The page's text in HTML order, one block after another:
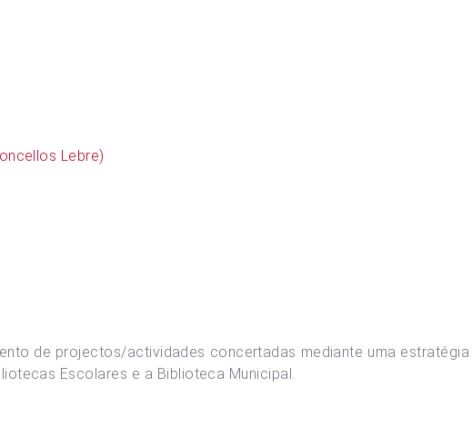
Lebre)
de projectos/actividades concertadas mediante uma
Escolares e a Biblioteca Municipal.